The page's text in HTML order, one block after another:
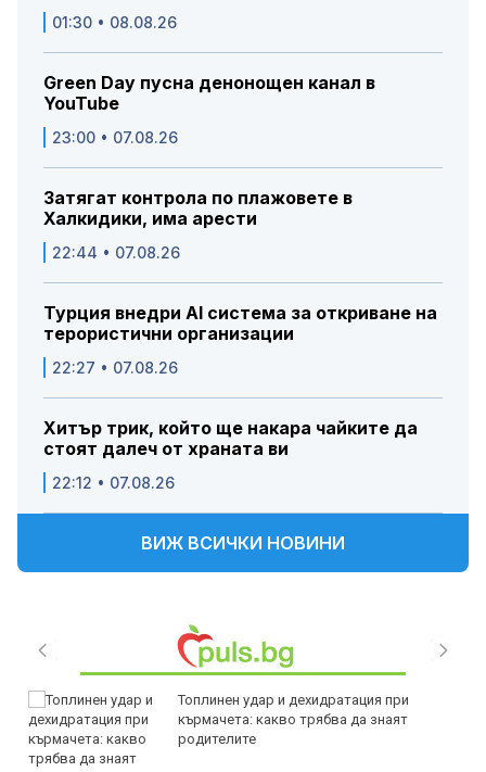
01:30 • 08.08.26
Green Day пусна денонощен канал в
YouTube
23:00 • 07.08.26
Затягат контрола по плажовете в
Халкидики, има арести
22:44 • 07.08.26
Турция внедри AI система за откриване на
терористични организации
22:27 • 07.08.26
Хитър трик, който ще накара чайките да
стоят далеч от храната ви
22:12 • 07.08.26
ВИЖ ВСИЧКИ НОВИНИ
Топлинен удар и дехидратация при
кърмачета: какво трябва да знаят
родителите